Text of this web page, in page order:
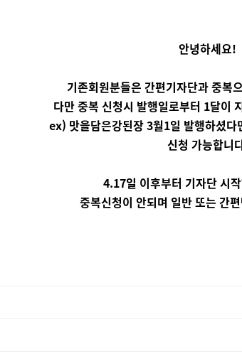
안녕하세요!
기존회원분들은 간편기자단과 중복
다만 중복 신청시 발행일로부터 1달이
ex) 맛을담은강된장 3월1일 발행하셨
신청 가능합니
4.17일 이후부터 기자단 시
중복신청이 안되며 일반 또는 간